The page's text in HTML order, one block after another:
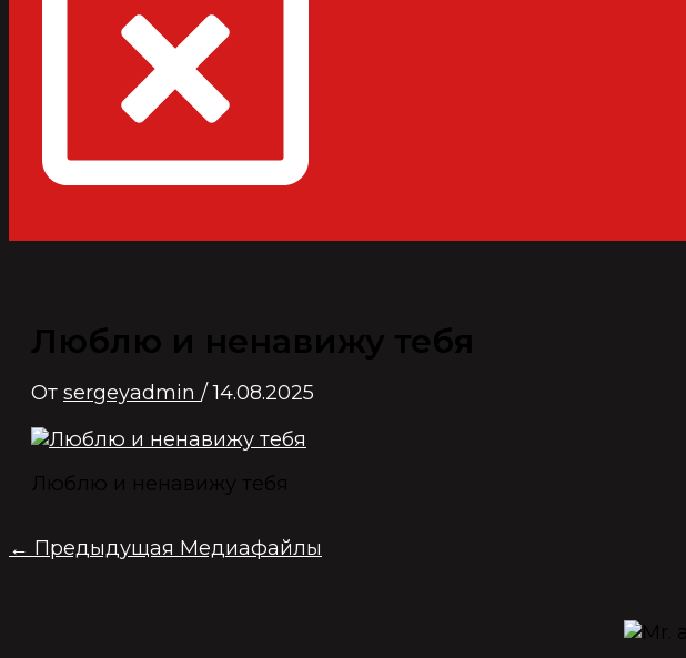
Люблю и ненавижу тебя
От sergeyadmin /14.08.2025
Люблю и ненавижу тебя
← Предыдущая Медиафайлы